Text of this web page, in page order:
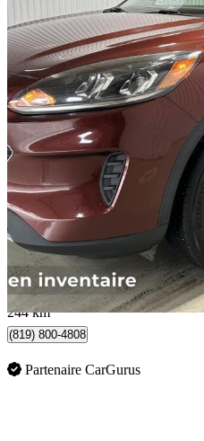
2021 Ford Escape Hybrid
64 425 km
20 495 $
360 $/mois env.
Trois-Rivières, QC
244 km
(819) 800-4808
Partenaire CarGurus